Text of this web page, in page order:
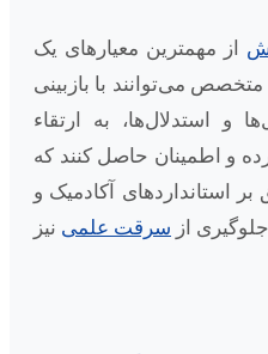
از مهمترین معیارهای یک
می‌توانند با بازبینی
و استدلال‌ها، به ارتقاء
و اطمینان حاصل کنند که
استانداردهای آکادمیک و
از سرقت علمی نیز